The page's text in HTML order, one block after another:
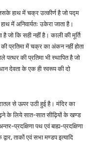
हाथ में चक्र उत्कीर्ण है जो पद्म
में अनिवार्यतः उकेरा जाता है।
है जो कि सही नहीं है। काली की मूर्ति
प्रतिमा में चक्र का अंकन नहीं होता
की प्रतिमा भी स्थापित है जो
देवता के एक ही स्वरूप की दो
से ऊपर उठी हुई है। मंदिर का
के लिये सात-सात सीढ़ियों के खण्ड
प्रदक्षिणा पथ एवं बाह्य-प्रदक्षिणा
ताकों एवं सभा मण्डप इत्यादि